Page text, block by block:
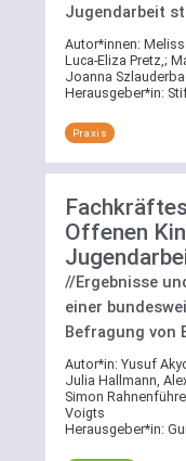
Jugendarbeit
Autor*innen:
Luca-Eliza Pretz, ;
Joanna
Herausgeber*in:
Praxis
Offenen
//Ergebnisse
einer
Befragung von
Autor*in: Yusuf
Julia Hallmann,
Simon
Voigts
Herausgeber*in: